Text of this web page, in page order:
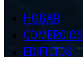
HOGAR
COMERCIOS
EDIFICIOS